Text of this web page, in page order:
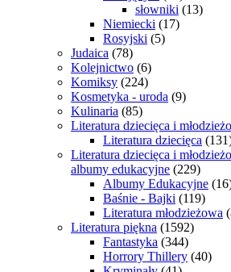
słowniki (13)
Niemiecki (17)
Rosyjski (5)
Judaica (78)
Kolejnictwo (6)
Komiksy (224)
Kosmetyka - uroda (9)
Kulinaria (85)
Literatura dziecięca i
Literatura dziecięca
Literatura dziecięca i
albumy edukacyjne (229)
Albumy Edukacyjne
Baśnie - Bajki (119)
Literatura młodzieżowa
Literatura piękna (1592)
Fantastyka (344)
Horrory Thillery (40)